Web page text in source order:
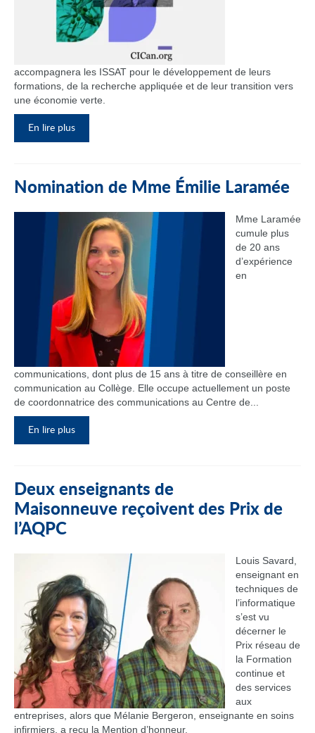
accompagnera les ISSAT pour le développement de leurs
formations, de la recherche appliquée et de leur transition vers
une économie verte.
En lire plus
Nomination de Mme Émilie Laramée
Mme Laramée
cumule plus
de 20 ans
d’expérience
en
communications, dont plus de 15 ans à titre de conseillère en
communication au Collège. Elle occupe actuellement un poste
de coordonnatrice des communications au Centre de...
En lire plus
Deux enseignants de
Maisonneuve reçoivent des Prix de
l’AQPC
Louis Savard,
enseignant en
techniques de
l’informatique
s’est vu
décerner le
Prix réseau de
la Formation
continue et
des services
aux
entreprises, alors que Mélanie Bergeron, enseignante en soins
infirmiers, a reçu la Mention d’honneur.